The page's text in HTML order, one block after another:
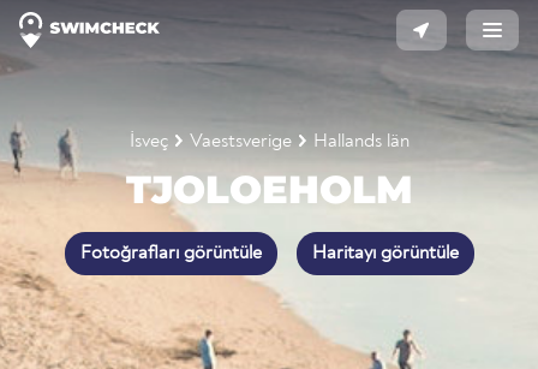
İsveç Vaestsverige Hallands län
TJOLOEHOLM
Fotoğrafları görüntüle Haritayı görüntüle